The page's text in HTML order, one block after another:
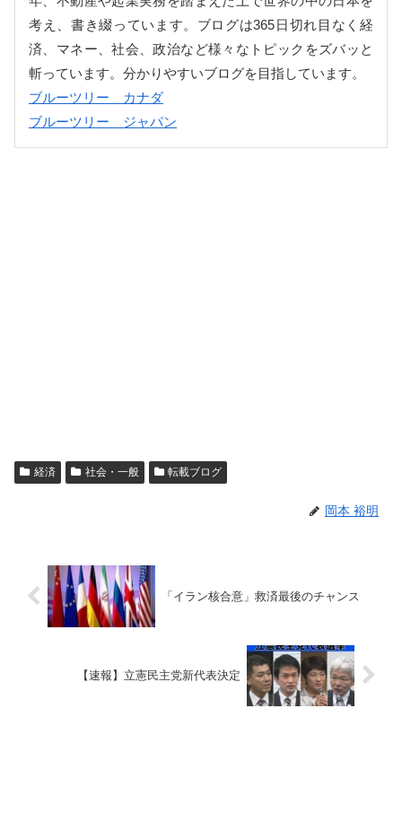
考え、書き綴っています。ブログは365日切れ目なく経
済、マネー、社会、政治など様々なトピックをズバッと
斬っています。分かりやすいブログを目指しています。
ブルーツリー カナダ
ブルーツリー ジャパン
経済 社会・一般 転載ブログ
岡本 裕明
「イラン核合意」救済最後のチャンス
【速報】立憲民主党新代表決定